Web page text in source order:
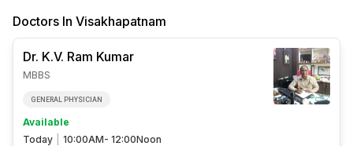
Doctors In Visakhapatnam
Dr. K.V. Ram Kumar
MBBS
GENERAL PHYSICIAN
Available
Today
10:00AM- 12:00Noon